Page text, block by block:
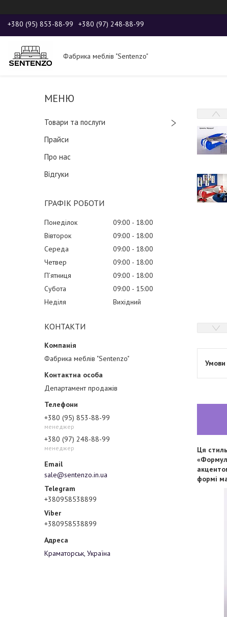
+380 (95) 853-88-99 +380 (97) 248-88-99
Фабрика меблів "Sentenzo"
Товари та послуги
Прайси
Про нас
Відгуки
ГРАФІК РОБОТИ
Понеділок 09:00
18:00
Вівторок
09:00
18:00
Середа
09:00
18:00
Четвер
09:00
18:00
Пʼятниця
09:00
18:00
Субота
09:00
15:00
Неділя
Вихідний
КОНТАКТИ
Фабрика меблів "Sentenzo"
Департамент продажів
+380 (95) 853-88-99
менеджер
+380 (97) 248-88-99
менеджер
sale@sentenzo.in.ua
+380958538899
+380958538899
Краматорськ, Україна
Ця
формі